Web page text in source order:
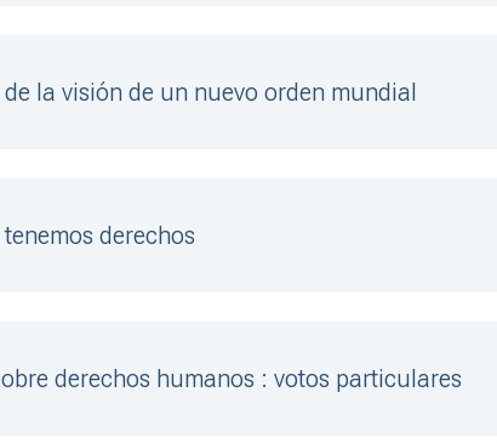
la visión de un nuevo orden mundial
derechos
derechos humanos : votos particulares